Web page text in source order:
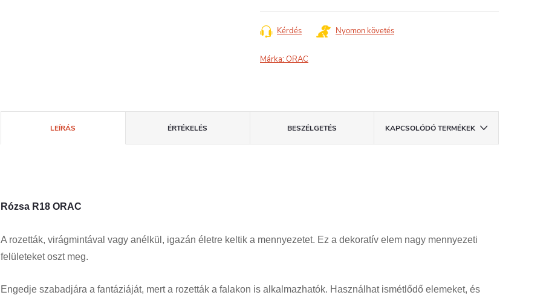
Kérdés Nyomon követés
Márka:ORAC
LEÍRÁS ÉRTÉKELÉS BESZÉLGETÉS KAPCSOLÓDÓ TERMÉKEK
Rózsa R18 ORAC
A rozetták, virágmintával vagy anélkül, igazán életre keltik a mennyezetet. Ez a dekoratív elem nagy mennyezeti
felületeket oszt meg.
Engedje szabadjára a fantáziáját, mert a rozetták a falakon is alkalmazhatók. Használhat ismétlődő elemeket, és